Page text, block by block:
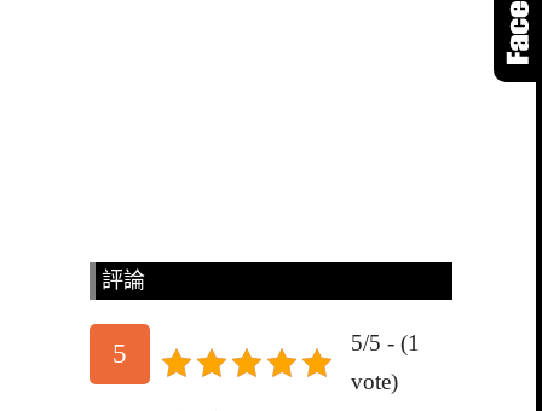
評論
5
5/5 - (1
vote)